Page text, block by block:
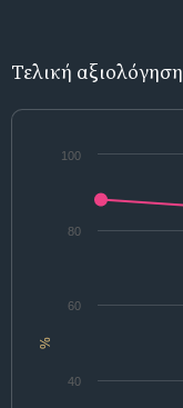
Τελική αξιολόγηση
%
40
60
80
100